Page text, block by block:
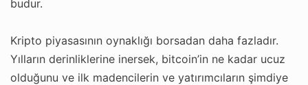
budur.
Kripto piyasasının oynaklığı borsadan daha fazladır.
Yılların derinliklerine inersek, bitcoin’in ne kadar ucuz
olduğunu ve ilk madencilerin ve yatırımcıların şimdiye